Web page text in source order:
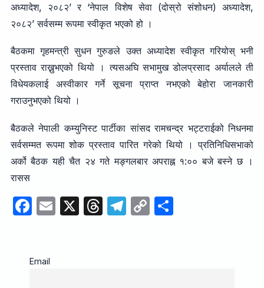
अध्यादेश, २०८२’ र ‘नेपाल विशेष सेवा (दोस्रो संशोधन) अध्यादेश,
२०८२’ सर्वसम्म रूपमा स्वीकृत भएको हो ।
बैठकमा गृहमन्त्री सुधन गुरुङले उक्त अध्यादेश स्वीकृत गरियोस् भनी
प्रस्ताव राख्नुभएको थियो । त्यसअघि सभामुख डोलप्रसाद अर्यालले ती
विधेयकलाई अस्वीकार गर्ने सूचना प्राप्त नभएको बेहोरा जानकारी
गराउनुभएको थियो ।
बैठकले नेपाली कम्युनिस्ट पार्टीका सांसद रामचन्द्र भट्टराईको निधनमा
सर्वसम्मत रूपमा शोक प्रस्ताव पारित गरेको थियो । प्रतिनिधिसभाको
अर्को बैठक यही चैत २४ गते मङ्गलबार अपराह्न १:०० बजे बस्ने छ ।
रासस
F
e
E X T T C S
Email